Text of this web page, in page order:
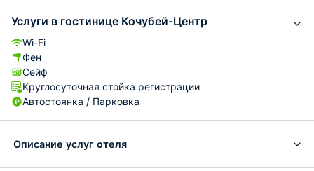
Услуги в гостинице Кочубей-Центр
Wi-Fi
Фен
Сейф
Круглосуточная стойка регистрации
Автостоянка / Парковка
Описание услуг отеля